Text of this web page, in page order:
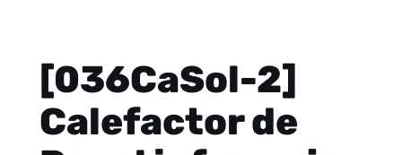
[036CaSol-2]
Calefactor de